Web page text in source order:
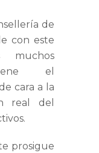
de
con este
el
cara a la
real del
prosigue